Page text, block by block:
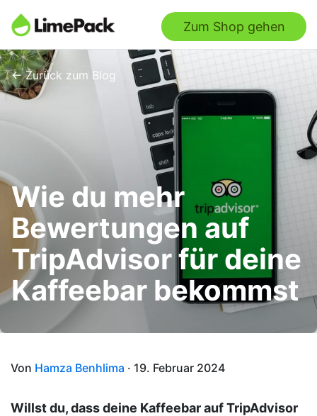
Zum Shop gehen
← Zurück zum Blog
Wie du mehr
Bewertungen auf
TripAdvisor für deine
Kaffeebar bekommst
Von Hamza Benhlima · 19. Februar 2024
Willst du, dass deine Kaffeebar auf TripAdvisor